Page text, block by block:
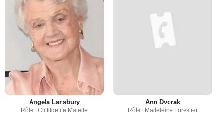
Angela Lansbury
Rôle : Clotilde de Marelle
Ann Dvorak
Rôle : Madeleine Forestier